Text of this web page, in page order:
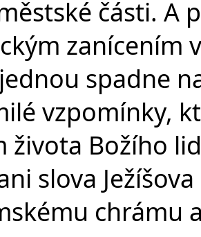
části. A
zanícením
spadne
vzpomínky,
života Božího
slova
chrámu